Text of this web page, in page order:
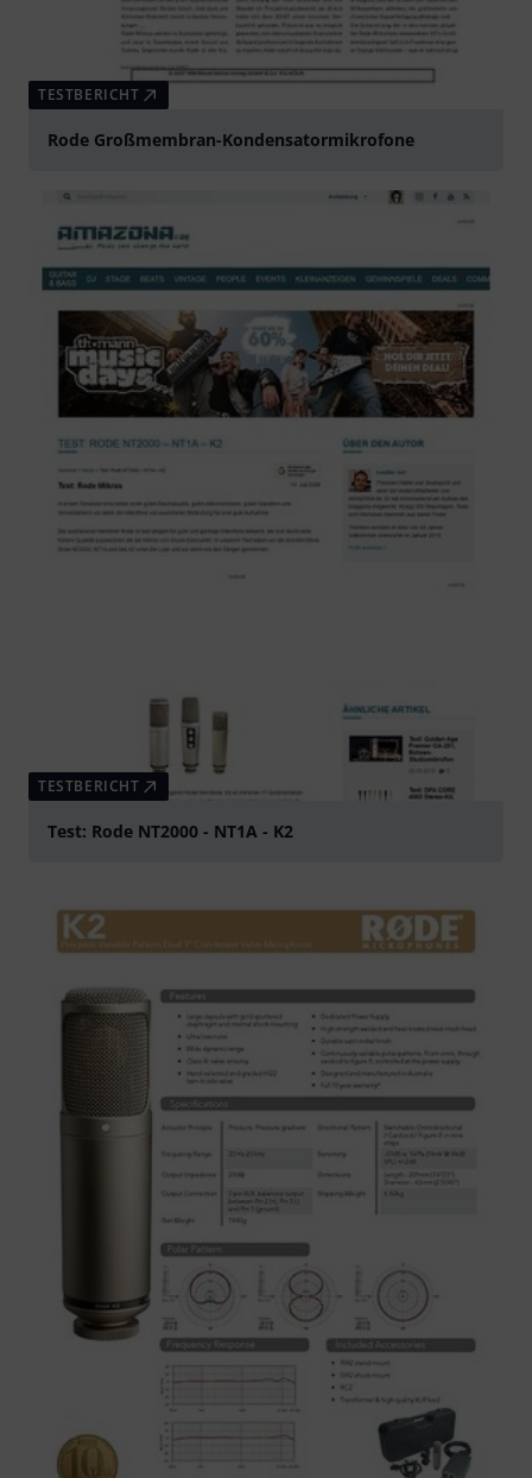
TESTBERICHT
Rode Großmembran-Kondensatormikrofone
TESTBERICHT
Test: Rode NT2000 - NT1A - K2